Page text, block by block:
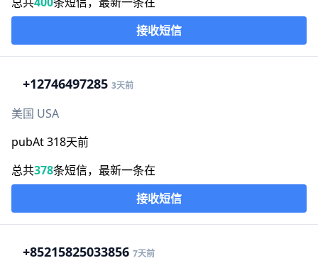
接收短信
+12746497285 3天前
美国 USA
pubAt 318天前
总共378条短信，最新一条在
接收短信
+85215825033856 7天前